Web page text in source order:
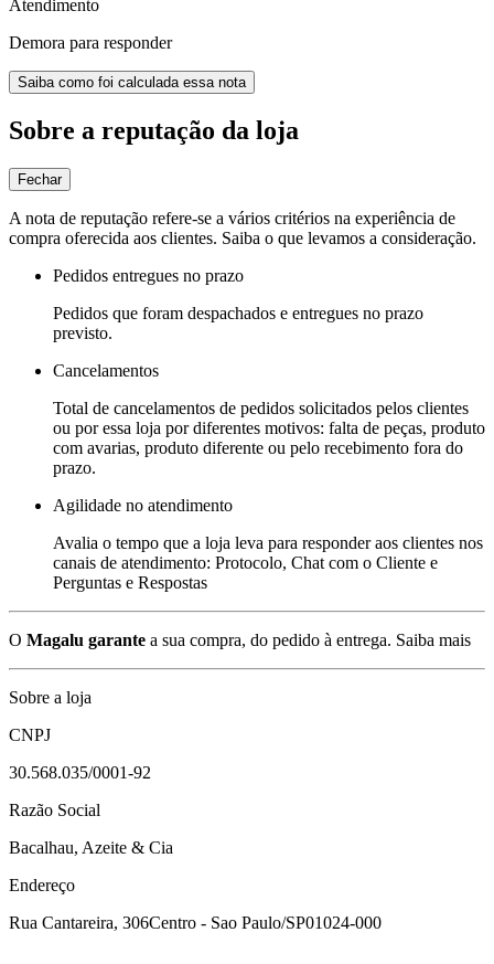
Atendimento
Demora para responder
Saiba como foi calculada essa nota
Sobre a reputação da loja
Fechar
A nota de reputação refere-se a vários critérios na experiência de
compra oferecida aos clientes. Saiba o que levamos a consideração.
Pedidos entregues no prazo
Pedidos que foram despachados e entregues no prazo
previsto.
Cancelamentos
Total de cancelamentos de pedidos solicitados pelos clientes
ou por essa loja por diferentes motivos: falta de peças, produto
com avarias, produto diferente ou pelo recebimento fora do
prazo.
Agilidade no atendimento
Avalia o tempo que a loja leva para responder aos clientes nos
canais de atendimento: Protocolo, Chat com o Cliente e
Perguntas e Respostas
O Magalu garante a sua compra, do pedido à entrega. Saiba mais
Sobre a loja
CNPJ
30.568.035/0001-92
Razão Social
Bacalhau, Azeite & Cia
Endereço
Rua Cantareira, 306Centro - Sao Paulo/SP01024-000